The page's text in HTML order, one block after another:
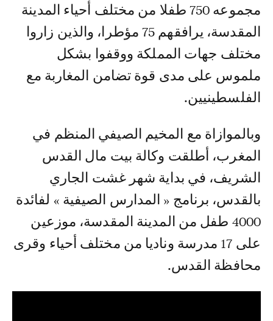
مجموعه 750 طفلا من مختلف أحياء المدينة
المقدسة، يرافقهم 75 مؤطرا، والذين زاروا
مختلف جهات المملكة ووقفوا بشكل
ملموس على مدى قوة تضامن المغاربة مع
الفلسطينيين.
وبالموازاة مع المخيم الصيفي المنظم في
المغرب، أطلقت وكالة بيت مال القدس
الشريف، في بداية شهر غشت الجاري
بالقدس، برنامج « المدارس الصيفية » لفائدة
4000 طفل من المدينة المقدسة، موزعين
على 17 مدرسة وناديا من مختلف أحياء وقرى
محافظة القدس.